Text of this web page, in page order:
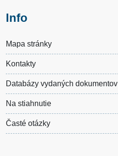
Info
Mapa stránky
Kontakty
Databázy vydaných dokumentov
Na stiahnutie
Časté otázky